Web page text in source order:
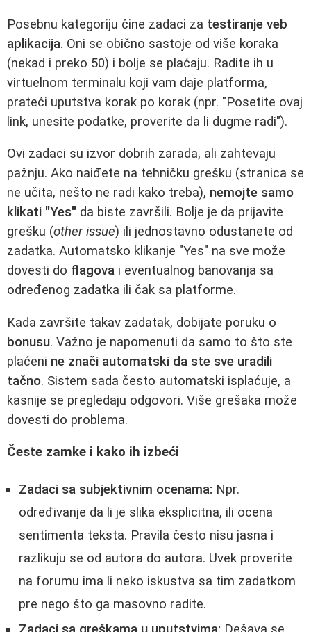
Posebnu kategoriju čine zadaci za testiranje veb
aplikacija. Oni se obično sastoje od više koraka
(nekad i preko 50) i bolje se plaćaju. Radite ih u
virtuelnom terminalu koji vam daje platforma,
prateći uputstva korak po korak (npr. "Posetite ovaj
link, unesite podatke, proverite da li dugme radi").
Ovi zadaci su izvor dobrih zarada, ali zahtevaju
pažnju. Ako naiđete na tehničku grešku (stranica se
ne učita, nešto ne radi kako treba), nemojte samo
klikati "Yes" da biste završili. Bolje je da prijavite
grešku (other issue) ili jednostavno odustanete od
zadatka. Automatsko klikanje "Yes" na sve može
dovesti do flagova i eventualnog banovanja sa
određenog zadatka ili čak sa platforme.
Kada završite takav zadatak, dobijate poruku o
bonusu. Važno je napomenuti da samo to što ste
plaćeni ne znači automatski da ste sve uradili
tačno. Sistem sada često automatski isplaćuje, a
kasnije se pregledaju odgovori. Više grešaka može
dovesti do problema.
Česte zamke i kako ih izbeći
Zadaci sa subjektivnim ocenama: Npr.
određivanje da li je slika eksplicitna, ili ocena
sentimenta teksta. Pravila često nisu jasna i
razlikuju se od autora do autora. Uvek proverite
na forumu ima li neko iskustva sa tim zadatkom
pre nego što ga masovno radite.